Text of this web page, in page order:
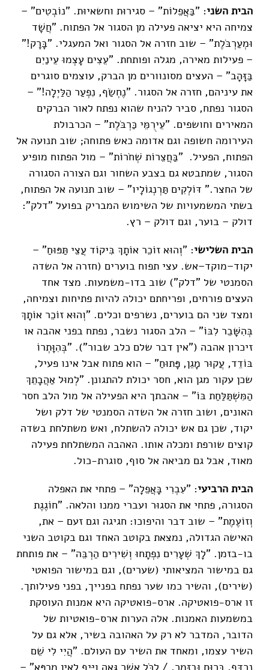
הבית השני: "בַּאֲפֵלוֹת" – סגירוּת וחשאיוּת. "נוֹבְטִים" –
צמיחה היא יציאה פעילה מן הסגור אל הפתוח. "חֲשָׁד
וּמְעַרְבֹּלֶת" – שוב חזרה אל הסגור ואל המעגלי. "בָּרָק!"
– פעילות מאירה, מגלה ופותחת. "עֵצִים עָצְמוּ עֵינַיִם
בַּזָּהָב" – העצים מסונוורים מן הברק, עוצמים סוגרים
את עיניהם, חזרה אל הסגור. "נֶחְשַׂף, נִפְעַר הַלַּיְלָה!" –
הסגור נפתח, סביר להניח שהוא נפתח לאור הברקים
המאירים וחושפים. "עֵירֻמֵּי כַּרְבֹּלֶת" – הכרבולת
העירומה חשופה וגם אדומה כאש פתוחה; שוב תנועה אל
הפתוח, הפעיל. "בַּחֲצֵרוֹת שְׁחֹרוֹת" – מול הפתוח מופיע
הסגור, שמתבטא גם בצבע השחור וגם הצורה הסגורה
של החצר." דּוֹלְקִים תַּרְנְגוֹלָיו" – שוב תנועה אל הפתוח,
בשתי המשמעויות של השימוש המבריק בפועל "דלק":
דולק – בוער, וגם דולק – רץ.
הבית השלישי: "וְהוּא זוֹכֵר אוֹתָךְ בִּיקוֹד עֲצֵי תַּפּוּחַ" –
יקוד–מוקד–אש. עצי תפוח בוערים (חזרה אל השדה
הסמנטי של "דלק") שוב בדו-משמעות. מצד אחד
העצים פורחים, ופריחתם יכולה להיות פתיחות וצמיחה,
ומצד שני הם בוערים, נשרפים וכלים. "וְהוּא זוֹכֵר אוֹתָךְ
בְּהִשָּׁבֵר לִבּוֹ" – הלב הסגור נשבר, נפתח בפני אהבה או
זיכרון אהבה ("אין דבר שלם כלב שבור"). "בְּהִוָּתְרוֹ
בּוֹדֵד, עֲקוּר מָגֵן, פָּתוּחַ" – הוא פתוח אבל אינו פעיל,
שכן עקור מגן הוא, חסר יכולת להתגונן. "לְמוּל אַהֲבָתֵךְ
הַמִּשְׁתַּלַּחַת בּוֹ" – אהבתך היא הפעילה אל מול הלב חסר
האונים, ושוב חזרה אל השדה הסמנטי של דלק ושל
יקוד, שכן גם אש יכולה להשתלח, ואש משתלחת בשדה
קוצים שורפת ומכלה אותו. האהבה המשתלחת פעילה
מאוד, אבל גם מביאה אל סוף, סוגרת-כול.
הבית הרביעי: "עִבְרִי בָּאֲפֵלָה" – פתחי את האפלה
הסגורה, פתחי את הסגוּר ועברי ממנו והלאה. "חוֹגֶגֶת
וְזוֹעֶמֶת" – שוב דבר והיפוכו: חגיגה וגם זעם – את,
האישה הגדולה, נמצאת בקוטב האחד וגם בקוטב השני
בו-בזמן. "לָךְ שְׁעָרִים נִפְתָחוּ וְשִׁירִים הַרְבֵּה" – את פותחת
גם במישור המציאותי (שערים), וגם במישור הפואטי
(שירים), והשיר כמו שער נפתח בפנייך, בפני פעילותך.
זו ארס-פואטיקה. ארס-פואטיקה היא אמנות העוסקת
במשמעות האמנות. אלה הערות ארס-פואטיות של
הדובר, המדבר לא רק על האהובה בשיר, אלא גם על
השיר עצמו, ומאחד את השיר עם העולם. "הֲיִי לִי שֵׁם
נִרְדָּף, בָּרוּחַ וּבַזֶּמֶר, / לַכֹּל אֲשֶׁר גָּאָה וַיִּיף לְאֵין מַרְפֵּא" –